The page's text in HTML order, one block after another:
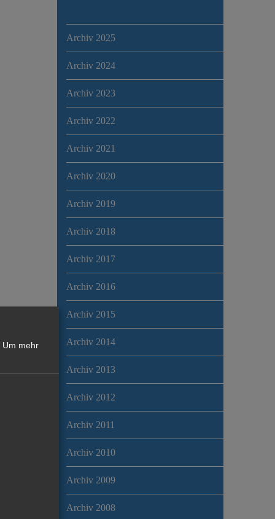
Archiv 2025
Archiv 2024
Archiv 2023
Archiv 2022
Archiv 2021
Archiv 2020
Archiv 2019
Archiv 2018
Archiv 2017
Archiv 2016
Archiv 2015
Archiv 2014
Archiv 2013
Archiv 2012
Archiv 2011
Archiv 2010
Archiv 2009
Archiv 2008
Um mehr